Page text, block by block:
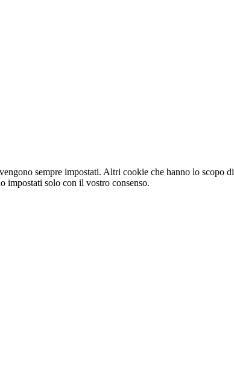
sempre impostati. Altri cookie che hanno lo scopo
impostati solo con il vostro consenso.